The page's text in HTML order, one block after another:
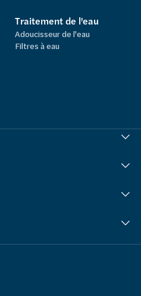
Traitement de l'eau
Adoucisseur de l'eau
Filtres à eau